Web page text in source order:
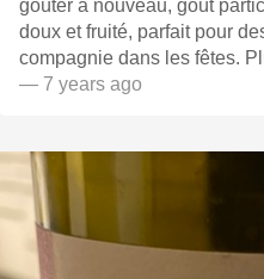
goûter à nouveau, goût
doux et fruité, parfait pour
compagnie dans les fêtes.
— 7 years ago